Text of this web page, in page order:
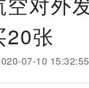
20张
07-10 15:32:55